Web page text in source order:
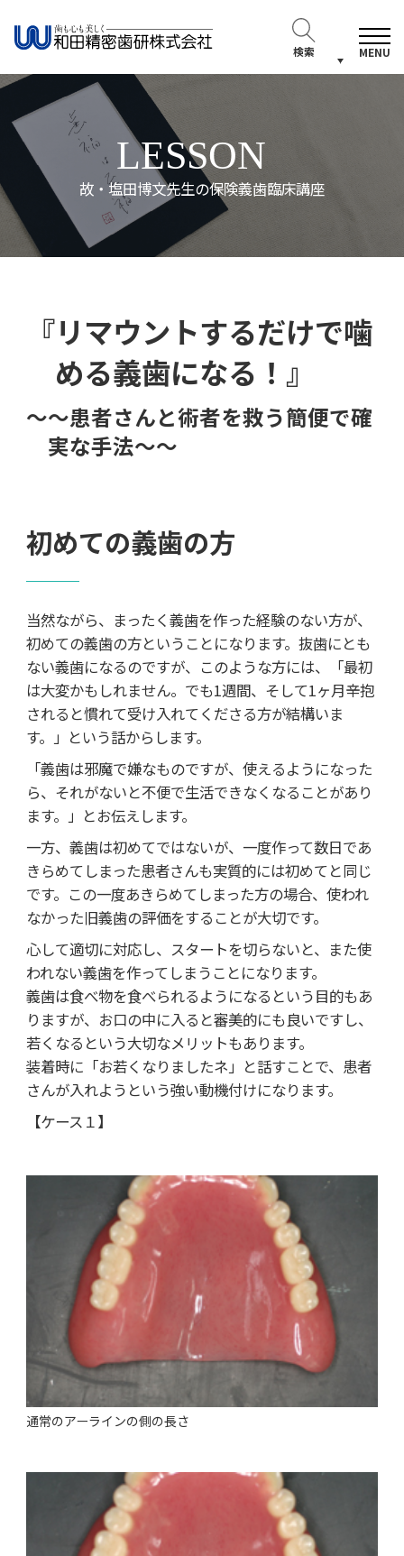
検索 MENU
LESSON
故・塩田博文先生の保険義歯臨床講座
『リマウントするだけで噛
める義歯になる！』
～～患者さんと術者を救う簡便で確
実な手法～～
初めての義歯の方
当然ながら、まったく義歯を作った経験のない方が、
初めての義歯の方ということになります。抜歯にとも
ない義歯になるのですが、このような方には、「最初
は大変かもしれません。でも1週間、そして1ヶ月辛抱
されると慣れて受け入れてくださる方が結構いま
す。」という話からします。
「義歯は邪魔で嫌なものですが、使えるようになった
ら、それがないと不便で生活できなくなることがあり
ます。」とお伝えします。
一方、義歯は初めてではないが、一度作って数日であ
きらめてしまった患者さんも実質的には初めてと同じ
です。この一度あきらめてしまった方の場合、使われ
なかった旧義歯の評価をすることが大切です。
心して適切に対応し、スタートを切らないと、また使
われない義歯を作ってしまうことになります。
義歯は食べ物を食べられるようになるという目的もあ
りますが、お口の中に入ると審美的にも良いですし、
若くなるという大切なメリットもあります。
装着時に「お若くなりましたネ」と話すことで、患者
さんが入れようという強い動機付けになります。
【ケース１】
通常のアーラインの側の長さ